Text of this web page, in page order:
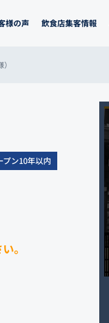
様の声 飲食店集客情報
プン10年以内
。